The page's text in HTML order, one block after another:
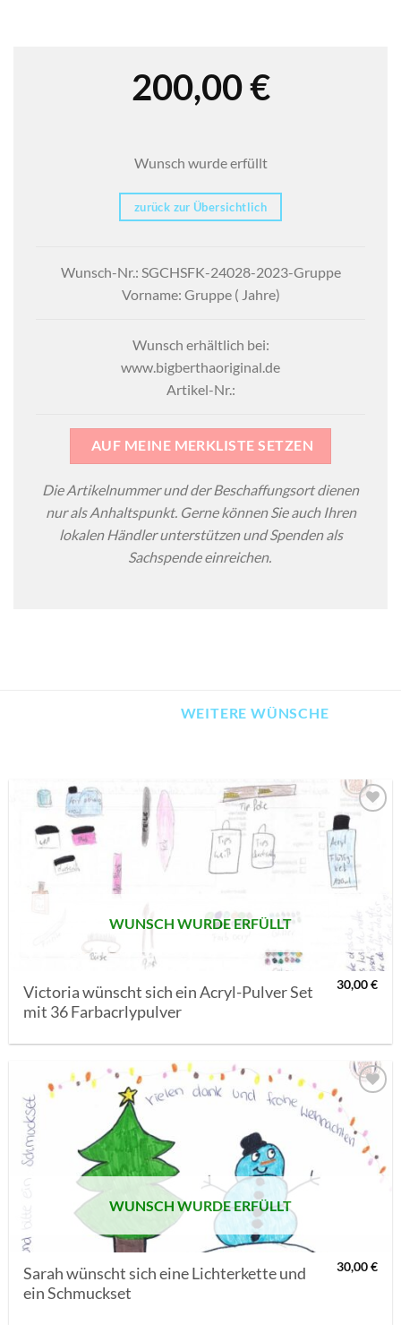
200,00€
Wunsch wurde erfüllt
zurück zur Übersichtlich
Wunsch-Nr.: SGCHSFK-24028-2023-Gruppe
Vorname: Gruppe ( Jahre)
Wunsch erhältlich bei:
www.bigberthaoriginal.de
Artikel-Nr.:
AUF MEINE MERKLISTE SETZEN
Die Artikelnummer und der Beschaffungsort dienen
nur als Anhaltspunkt. Gerne können Sie auch Ihren
lokalen Händler unterstützen und Spenden als
Sachspende einreichen.
WEITERE WÜNSCHE
AUF MEINE
MERKLISTE
SETZEN
WUNSCH WURDE ERFÜLLT
Victoria wünscht sich ein Acryl-Pulver Set
mit 36 Farbacrlypulver
30,00€
AUF MEINE
MERKLISTE
SETZEN
WUNSCH WURDE ERFÜLLT
Sarah wünscht sich eine Lichterkette und
ein Schmuckset
30,00€